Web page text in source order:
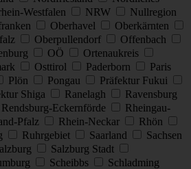
Westfalen NRW
Nullregion
Oberhavel
Oberkärnten
Oberpullendorf
Offenbach
OÖ
Ortenaukreis
Osttirol Paderborn
Paris
Plön Pongau
Präfektur Fukui
Shiga Ranelagh
Ravensburg
Rendsburg-Eckernförde
Rheingau-
Pfalz Rhein-Neckar
Rhön
Ruhrgebiet Saarland
Sachsen
Salzburg Stadt
Scheibbs
Schladming